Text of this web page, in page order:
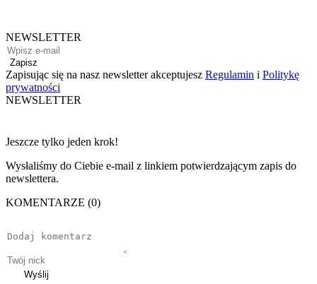
NEWSLETTER
Zapisz
Zapisując się na nasz newsletter akceptujesz Regulamin i Politykę
prywatności
NEWSLETTER
Jeszcze tylko jeden krok!
Wysłaliśmy do Ciebie e-mail z linkiem potwierdzającym zapis do
newslettera.
KOMENTARZE (0)
Wyślij